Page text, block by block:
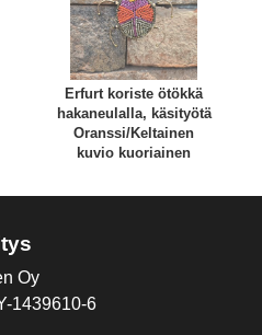
Erfurt koriste ötökkä
hakaneulalla, käsityötä
Oranssi/Keltainen
kuvio kuoriainen
Oy
1439610-6